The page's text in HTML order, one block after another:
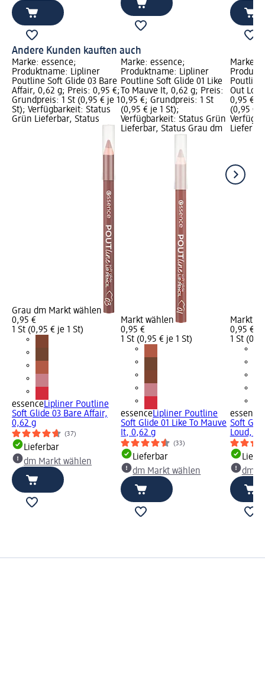
Andere Kunden kauften auch
Marke: essence;
Produktname: Lipliner
Poutline Soft Glide 03 Bare
Affair, 0,62 g; Preis: 0,95 €;
Grundpreis: 1 St (0,95 € je 1
St); Verfügbarkeit: Status
Grün Lieferbar, Status
Grau dm Markt wählen
0,95 €
1 St (0,95 € je 1 St)
essenceLipliner Poutline
Soft Glide 03 Bare Affair,
0,62 g
(37)
Lieferbar
dm Markt wählen
Marke: essence;
Produktname: Lipliner
Poutline Soft Glide 01 Like
To Mauve It, 0,62 g; Preis:
0,95 €; Grundpreis: 1 St
(0,95 € je 1 St);
Verfügbarkeit: Status Grün
Lieferbar, Status Grau dm
Markt wählen
0,95 €
1 St (0,95 € je 1 St)
essenceLipliner Poutline
Soft Glide 01 Like To Mauve
It, 0,62 g
(33)
Lieferbar
dm Markt wählen
Marke:
Poutline
Out
0,95 €;
(0,95 €
Markt
0,95 €
1 St
essence
Soft
Loud,
dm